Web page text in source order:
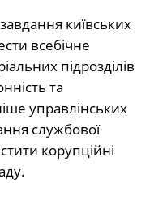
київських
всебічне
підрозділів
та
управлінських
службової
корупційні